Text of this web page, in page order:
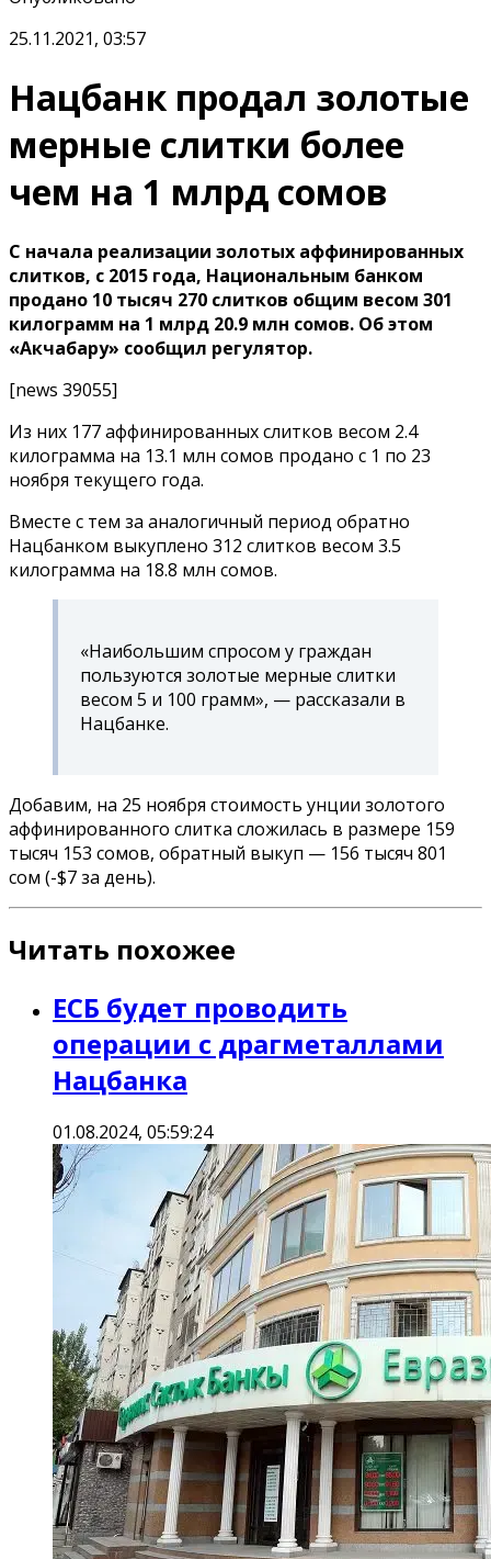
25.11.2021, 03:57
Нацбанк продал золотые
мерные слитки более
чем на 1 млрд сомов
С начала реализации золотых аффинированных
слитков, с 2015 года, Национальным банком
продано 10 тысяч 270 слитков общим весом 301
килограмм на 1 млрд 20.9 млн сомов. Об этом
«Акчабару» сообщил регулятор.
[news 39055]
Из них 177 аффинированных слитков весом 2.4
килограмма на 13.1 млн сомов продано с 1 по 23
ноября текущего года.
Вместе с тем за аналогичный период обратно
Нацбанком выкуплено 312 слитков весом 3.5
килограмма на 18.8 млн сомов.
«Наибольшим спросом у граждан
пользуются золотые мерные слитки
весом 5 и 100 грамм», — рассказали в
Нацбанке.
Добавим, на 25 ноября стоимость унции золотого
аффинированного слитка сложилась в размере 159
тысяч 153 сомов, обратный выкуп — 156 тысяч 801
сом (-$7 за день).
Читать похожее
ЕСБ будет проводить
операции с драгметаллами
Нацбанка
01.08.2024, 05:59:24